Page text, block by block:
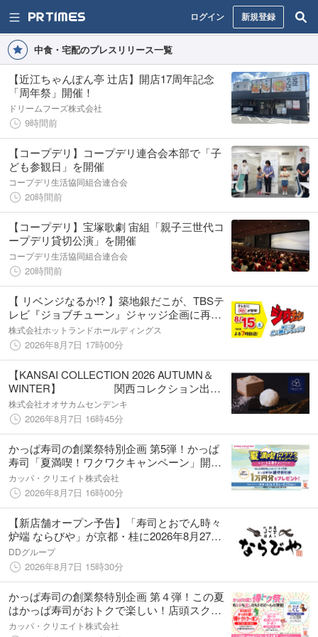
ログイン 新規登録
中食・宅配のプレスリリース一覧
【近江ちゃんぽん亭 辻店】開店17周年記念
「周年祭」開催！
ドリームフーズ株式会社
9時間前
【コープデリ】コープデリ連合会本部で「子
ども参観日」を開催
コープデリ生活協同組合連合会
20時間前
【コープデリ】宝塚歌劇 宙組「親子三世代コ
ープデリ貸切公演」を開催
コープデリ生活協同組合連合会
20時間前
【 リベンジなるか!? 】築地銀だこが、TBSテ
レビ『ジョブチューン』ジャッジ企画に再び
参戦！
株式会社ホットランドホールディングス
2026年8月7日 17時00分
【KANSAI COLLECTION 2026 AUTUMN＆
WINTER】 関西コレクション出演
者向けケータリングで、「PACKN-TO」が”塩
比べ”を実施。塩職人・田野屋塩二郎も来場。
株式会社オオサカムセンデンキ
2026年8月7日 16時45分
かっぱ寿司の創業祭特別企画 第5弾！かっぱ
寿司「夏満喫！ワクワクキャンペーン」開催
レシート応募で優待割引券10,000円分が当た
る！さらに4日間限定のお得なセットメニュー
も登場！
カッパ・クリエイト株式会社
2026年8月7日 16時00分
【新店舗オープン予告】「寿司とおでん時々
炉端 ならびや」が京都・桂に2026年8月27日
（木）オープン！
DDグループ
2026年8月7日 15時30分
かっぱ寿司の創業祭特別企画 第４弾！この夏
はかっぱ寿司がおトクで楽しい！店頭スクラ
ッチ、お持ち帰り400円OFFクーポンの配布、
カッパ・クリエイト株式会社